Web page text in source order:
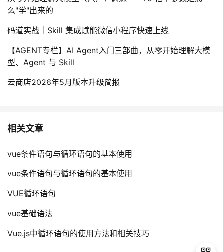
么"学"出来的
码道实战｜Skill 集成赋能微信小程序快速上线
【AGENT专栏】AI Agent入门三部曲，从零开始理解大模
型、Agent 与 Skill
云商店2026年5月版本升级简报
相关文章
vue条件语句与循环语句的基本使用
vue条件语句与循环语句的基本使用
VUE循环语句
vue基础语法
Vue.js中循环语句的使用方法和相关技巧